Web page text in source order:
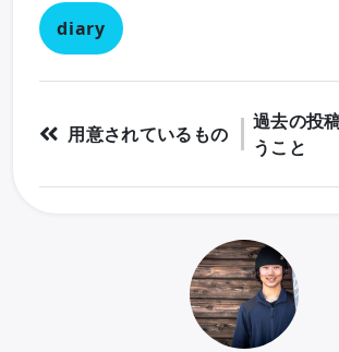
diary
用意されているもの
過去の投
うこと